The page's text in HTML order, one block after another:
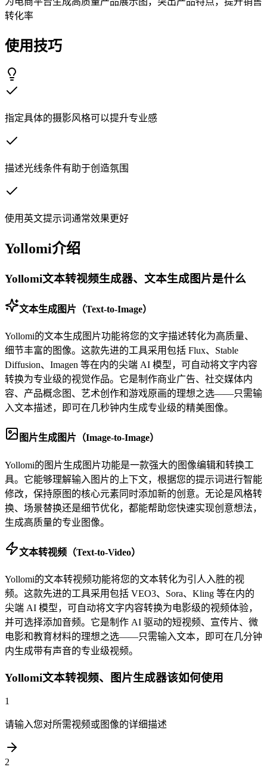
转化率
使用技巧
指定具体的摄影风格可以提升专业感
描述光线条件有助于创造氛围
使用英文提示词通常效果更好
Yollomi介绍
Yollomi文本转视频生成器、文本生成图片是什么
文本生成图片（Text-to-Image）
Yollomi的文本生成图片功能将您的文字描述转化为高质量、
细节丰富的图像。这款先进的工具采用包括 Flux、Stable
Diffusion、Imagen 等在内的尖端 AI 模型，可自动将文字内容
转换为专业级的视觉作品。它是制作商业广告、社交媒体内
容、产品概念图、艺术创作和游戏原画的理想之选——只需输
入文本描述，即可在几秒钟内生成专业级的精美图像。
图片生成图片（Image-to-Image）
Yollomi的图片生成图片功能是一款强大的图像编辑和转换工
具。它能够理解输入图片的上下文，根据您的提示词进行智能
修改，保持原图的核心元素同时添加新的创意。无论是风格转
换、场景替换还是细节优化，都能帮助您快速实现创意想法，
生成高质量的专业图像。
文本转视频（Text-to-Video）
Yollomi的文本转视频功能将您的文本转化为引人入胜的视
频。这款先进的工具采用包括 VEO3、Sora、Kling 等在内的
尖端 AI 模型，可自动将文字内容转换为电影级的视频体验，
并可选择添加音频。它是制作 AI 驱动的短视频、宣传片、微
电影和教育材料的理想之选——只需输入文本，即可在几分钟
内生成带有声音的专业级视频。
Yollomi文本转视频、图片生成器该如何使用
1
请输入您对所需视频或图像的详细描述
2